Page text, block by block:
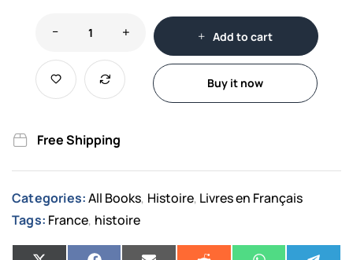
Add to cart
Buy it now
Free Shipping
Categories: All Books, Histoire, Livres en Français
Tags: France, histoire